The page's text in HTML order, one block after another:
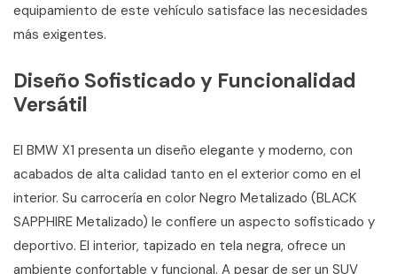
equipamiento de este vehículo satisface las necesidades
más exigentes.
Diseño Sofisticado y Funcionalidad
Versátil
El BMW X1 presenta un diseño elegante y moderno, con
acabados de alta calidad tanto en el exterior como en el
interior. Su carrocería en color Negro Metalizado (BLACK
SAPPHIRE Metalizado) le confiere un aspecto sofisticado y
deportivo. El interior, tapizado en tela negra, ofrece un
ambiente confortable y funcional. A pesar de ser un SUV